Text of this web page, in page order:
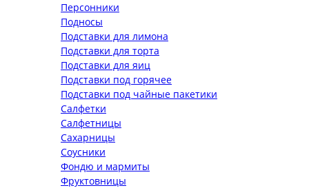
Персонники
Подносы
Подставки для лимона
Подставки для торта
Подставки для яиц
Подставки под горячее
Подставки под чайные пакетики
Салфетки
Салфетницы
Сахарницы
Соусники
Фондю и мармиты
Фруктовницы